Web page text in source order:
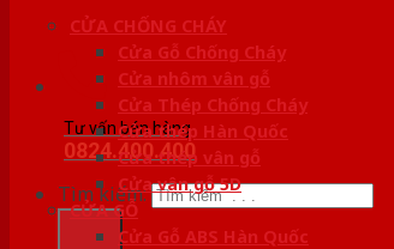
Tư vấn bán hàng
0824.400.400
Tìm kiếm:
CỬA CHỐNG CHÁY
Cửa Gỗ Chống Cháy
Cửa nhôm vân gỗ
Cửa Thép Chống Cháy
Cửa thép Hàn Quốc
Cửa thép vân gỗ
Cửa vân gỗ 5D
CỬA GỖ
Cửa Gỗ ABS Hàn Quốc